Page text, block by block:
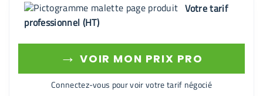
Votre tarif
professionnel (HT)
→ VOIR MON PRIX PRO
Connectez-vous pour voir votre tarif négocié